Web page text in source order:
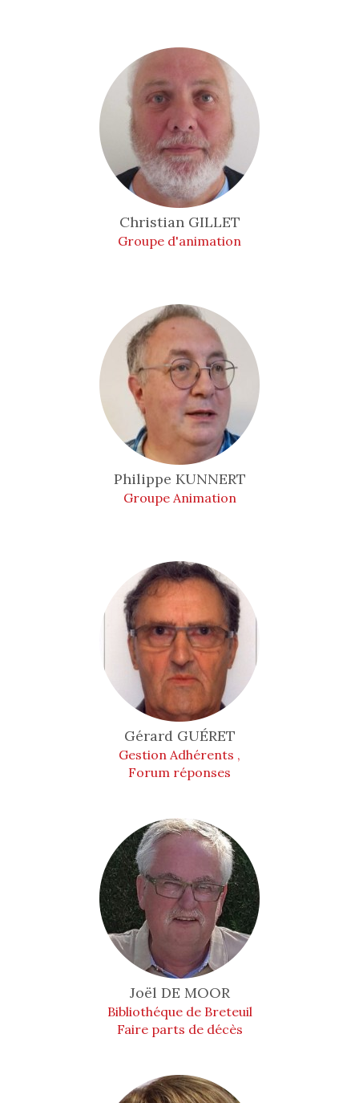
Christian GILLET
Groupe d'animation
Philippe KUNNERT
Groupe Animation
Gérard GUÉRET
Gestion Adhérents ,
Forum réponses
Joël DE MOOR
Bibliothéque de Breteuil
Faire parts de décès